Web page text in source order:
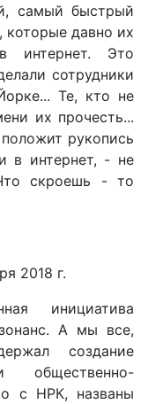
самый быстрый
которые давно их
интернет. Это
сотрудники
Те, кто не
их прочесть...
рукопись
в интернет, - не
скроешь - то
2018 г.
инициатива
А мы все,
создание
общественно-
с НРК, названы